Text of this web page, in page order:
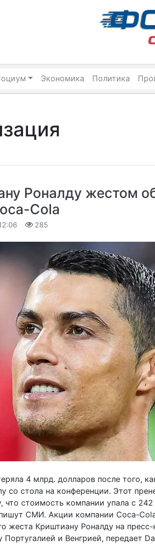
Экономика Политика
Роналду жестом
Cola
285
4 млрд. долларов после того,
со стола на конференции. Этот
что стоимость компании упала с
СМИ. Акции компании Coca-
жеста Криштиану Роналду на
и Венгрией, передает